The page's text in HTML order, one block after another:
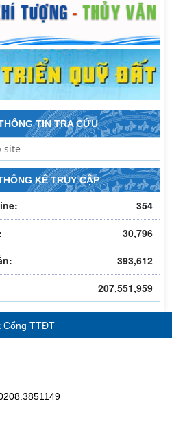
TIN TRA CỨU
KÊ TRUY CẬP
354
30,796
393,612
207,551,959
Cổng TTĐT